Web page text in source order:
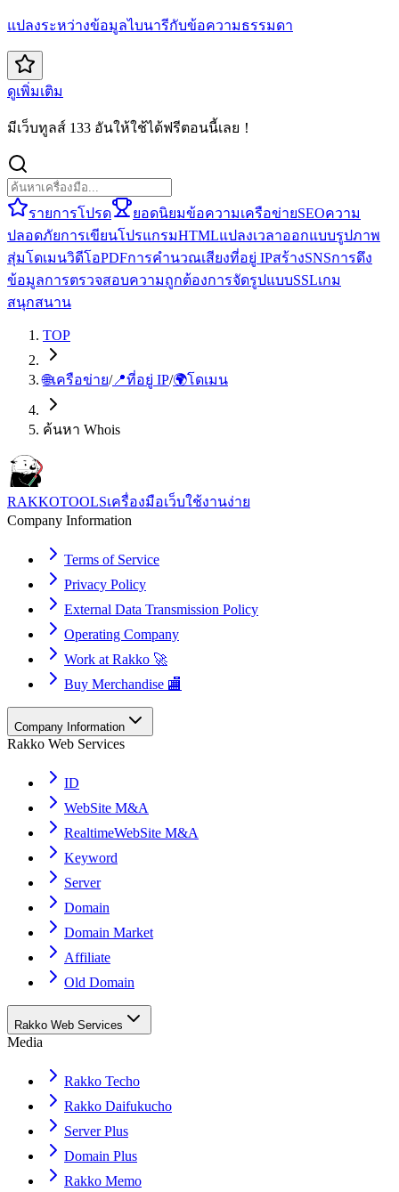
แปลงระหว่างข้อมูลไบนารีกับข้อความธรรมดา
ดูเพิ่มเติม
มีเว็บทูลส์ 133 อันให้ใช้ได้ฟรีตอนนี้เลย！
รายการโปรด ยอดนิยมข้อความเครือข่ายSEOความ
ปลอดภัยการเขียนโปรแกรมHTMLแปลงเวลาออกแบบรูปภาพ
สุ่มโดเมนวิดีโอPDFการคำนวณเสียงที่อยู่ IPสร้างSNSการดึง
ข้อมูลการตรวจสอบความถูกต้องการจัดรูปแบบSSLเกม
สนุกสนาน
TOP
🌐เครือข่าย/📍ที่อยู่ IP/🌍โดเมน
ค้นหา Whois
RAKKOTOOLSเครื่องมือเว็บใช้งานง่าย
Company Information
Terms of Service
Privacy Policy
External Data Transmission Policy
Operating Company
Work at Rakko 🚀
Buy Merchandise 🏬
Company Information
Rakko Web Services
ID
WebSite M&A
RealtimeWebSite M&A
Keyword
Server
Domain
Domain Market
Affiliate
Old Domain
Rakko Web Services
Media
Rakko Techo
Rakko Daifukucho
Server Plus
Domain Plus
Rakko Memo